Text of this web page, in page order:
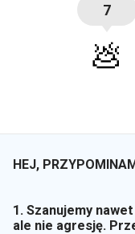
7
💩
HEJ,
1. Szanujemy
ale nie agresję.